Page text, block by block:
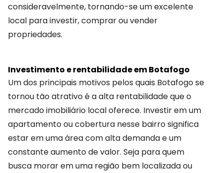
consideravelmente, tornando-se um excelente
local para investir, comprar ou vender
propriedades.
Investimento e rentabilidade em Botafogo
Um dos principais motivos pelos quais Botafogo se
tornou tão atrativo é a alta rentabilidade que o
mercado imobiliário local oferece. Investir em um
apartamento ou cobertura nesse bairro significa
estar em uma área com alta demanda e um
constante aumento de valor. Seja para quem
busca morar em uma região bem localizada ou